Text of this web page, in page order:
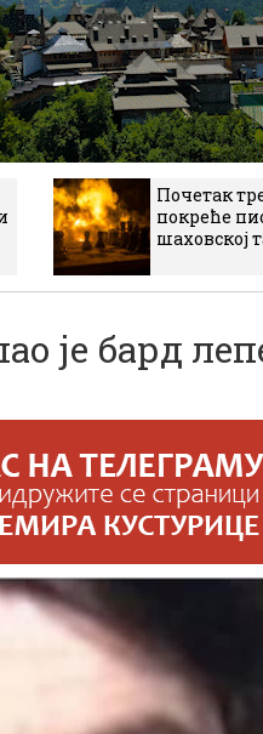
Почетак
покреће
шаховској
је бард